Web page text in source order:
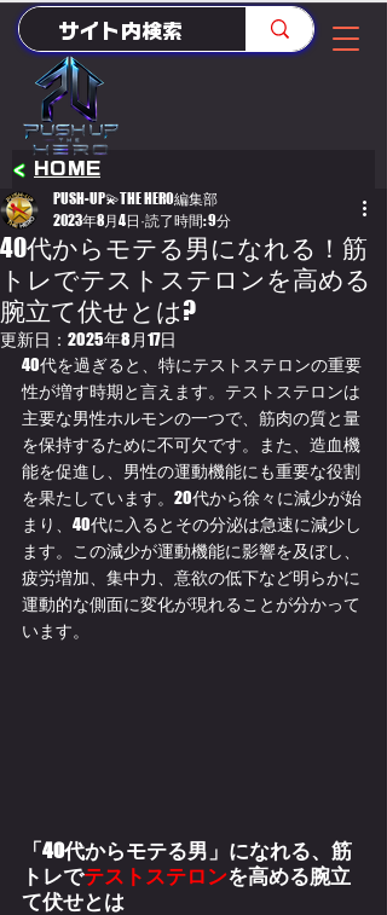
HOME
<
40代からモテる男になれる！筋
トレでテストステロンを高める
腕立て伏せとは?
PUSH-UP💫THE HERO編集部
2023年8月4日 読了時間: 9分
更新日： 2025年8月17日
40代を過ぎると、特にテストステロンの重要
性が増す時期と言えます。テストステロンは
主要な男性ホルモンの一つで、筋肉の質と量
を保持するために不可欠です。また、造血機
能を促進し、男性の運動機能にも重要な役割
を果たしています。20代から徐々に減少が始
まり、40代に入るとその分泌は急速に減少し
ます。この減少が運動機能に影響を及ぼし、
疲労増加、集中力、意欲の低下など明らかに
運動的な側面に変化が現れることが分かって
います。
「40代からモテる男」になれる、筋
トレでテストステロンを高める腕立
て伏せとは